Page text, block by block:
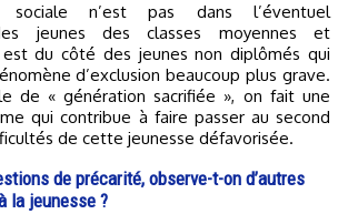
sociale n’est pas dans l’éventuel
jeunes des classes moyennes et
est du côté des jeunes non diplômés qui
d’exclusion beaucoup plus grave.
de « génération sacrifiée », on fait une
qui contribue à faire passer au second
de cette jeunesse défavorisée.
de précarité, observe-t-on d’autres
la jeunesse ?